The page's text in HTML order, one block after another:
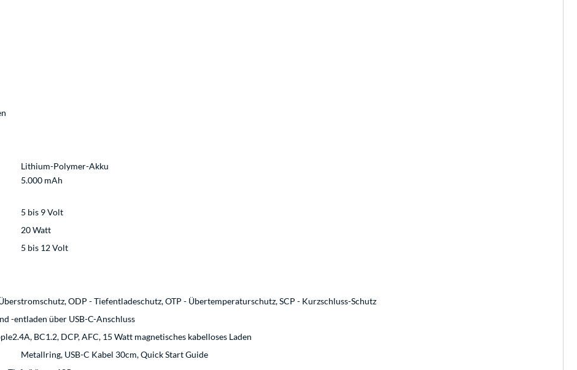
Lithium-Polymer-Akku
5.000 mAh
5 bis 9 Volt
20 Watt
5 bis 12 Volt
ODP - Tiefentladeschutz, OTP - Übertemperaturschutz, SCP - Kurzschluss-Schutz
-entladen über USB-C-Anschluss
BC1.2, DCP, AFC, 15 Watt magnetisches kabelloses Laden
Metallring, USB-C Kabel 30cm, Quick Start Guide